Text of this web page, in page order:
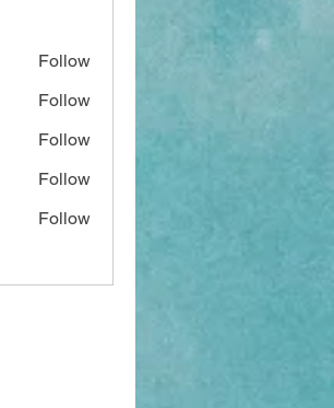
Follow
Follow
Follow
Follow
Follow